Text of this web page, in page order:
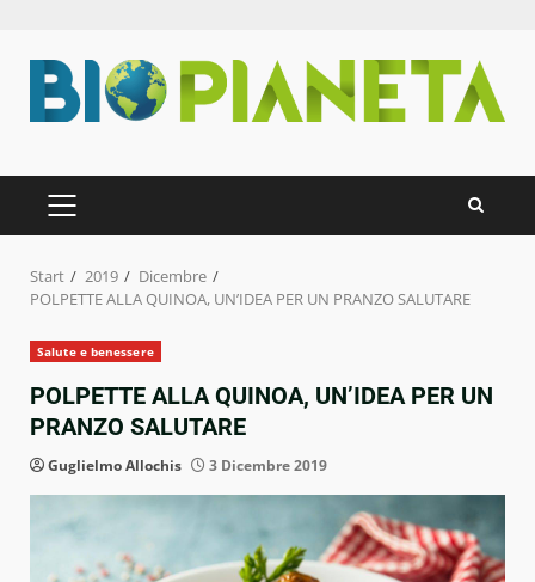
Inhalt
springen
PRIMÄRES
MENÜ
Start 2019
Dicembre
POLPETTE ALLA QUINOA, UN’IDEA PER UN PRANZO SALUTARE
Salute e benessere
POLPETTE ALLA QUINOA, UN’IDEA PER UN
PRANZO SALUTARE
Guglielmo Allochis 3 Dicembre 2019